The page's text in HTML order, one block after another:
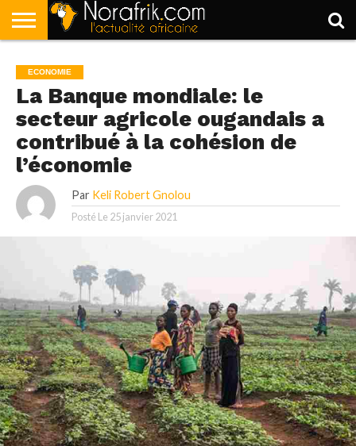
POLITIQUE
SOCIÉTÉ
ECONOMIE
SPORT
LIFESTYLE
ECONOMIE
La Banque mondiale: le
secteur agricole ougandais a
contribué à la cohésion de
l’économie
Par Keli Robert Gnolou
Posté Le 25 janvier 2021